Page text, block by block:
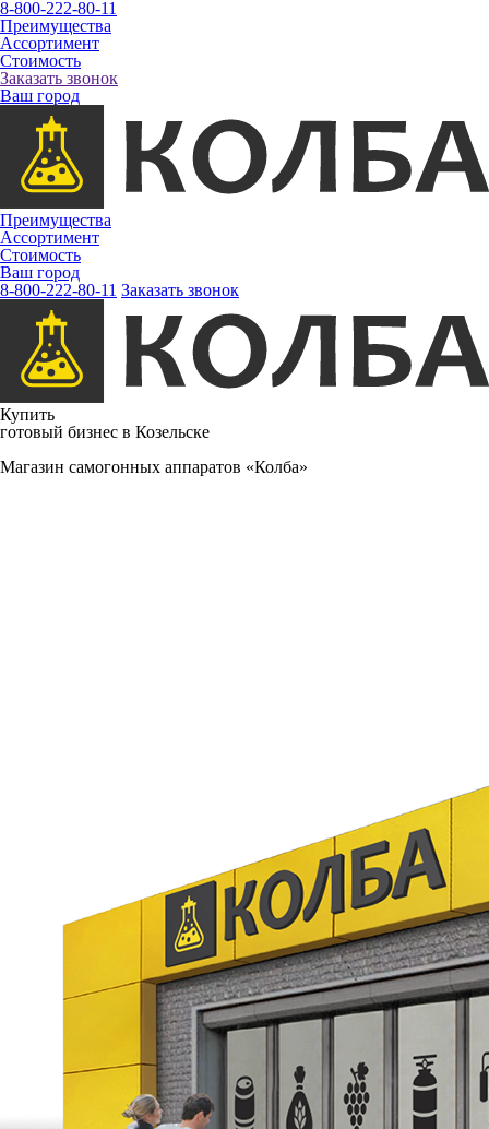
8-800-222-80-11
Преимущества
Ассортимент
Стоимость
Заказать звонок
Ваш город
Преимущества
Ассортимент
Стоимость
Ваш город
8-800-222-80-11 Заказать звонок
Купить
готовый бизнес в Козельске
Магазин самогонных аппаратов «Колба»